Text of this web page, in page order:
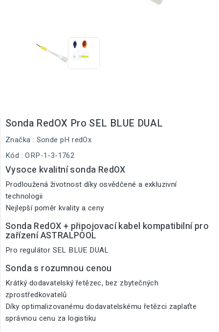
Sonda RedOX Pro SEL BLUE DUAL
Značka : Sonde pH redOx
Kód : ORP-1-3-1762
Vysoce kvalitní sonda RedOX
Prodloužená životnost díky osvědčené a exkluzivní
technologii
Nejlepší poměr kvality a ceny
Sonda RedOX + připojovací kabel kompatibilní pro
zařízení ASTRALPOOL
Pro regulátor SEL BLUE DUAL
Sonda s rozumnou cenou
Krátký dodavatelský řetězec, bez zbytečných
zprostředkovatelů
Díky optimalizovanému dodavatelskému řetězci zaplaťte
správnou cenu za logistiku